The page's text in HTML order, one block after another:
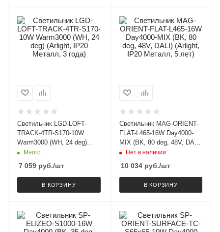
Светильник LGD-LOFT-
TRACK-4TR-S170-10W
Warm3000 (WH, 24 deg)
(Arlight, IP20 Металл, 3
Много
7 059 руб./шт
В КОРЗИНУ
Светильник MAG-ORIENT-
FLAT-L465-16W Day4000-
MIX (BK, 80 deg, 48V, DALI)
(Arlight, IP20 Металл, 5
Нет в наличии
10 034руб./шт
В КОРЗИНУ